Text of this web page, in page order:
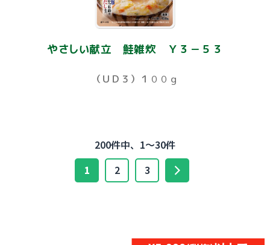
やさしい献立 鮭雑炊 Ｙ３－５３
（ＵＤ３）１００ｇ
200件中、1～30件
1
2 3